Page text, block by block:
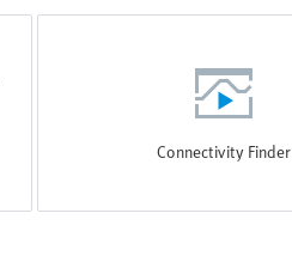
Connectivity Finder